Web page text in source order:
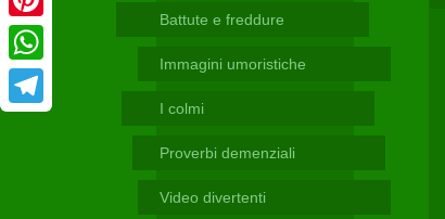
Battute e freddure
Immagini umoristiche
I colmi
Proverbi demenziali
Video divertenti
Pinterest
WhatsApp